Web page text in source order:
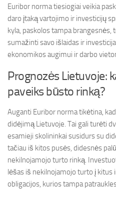
Euribor norma tiesiogiai veikia
daro įtaką vartojimo ir investicijų
kyla, paskolos tampa brangesnės,
sumažinti savo išlaidas ir
ekonomikos augimui ir darbo
Prognozės Lietuvoje:
paveiks būsto rinką?
Auganti Euribor norma tikėtina,
didėjimą Lietuvoje. Tai gali turėti
esamieji skolininkai susidurs su
tačiau iš kitos pusės, didesnės
nekilnojamojo turto rinką.
lėšas iš nekilnojamojo turto į kitus
obligacijos, kurios tampa